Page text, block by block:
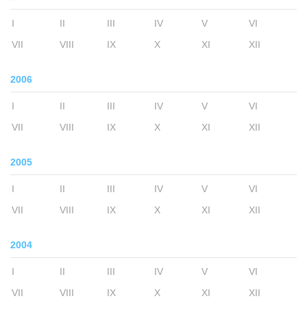
I II III IV V
VI
VII
VIII IX X XI XII
2006
I II III IV V
VI
VII
VIII IX X XI XII
2005
I II III IV V
VI
VII
VIII IX X XI XII
2004
I II III IV V
VI
VII
VIII IX X XI XII